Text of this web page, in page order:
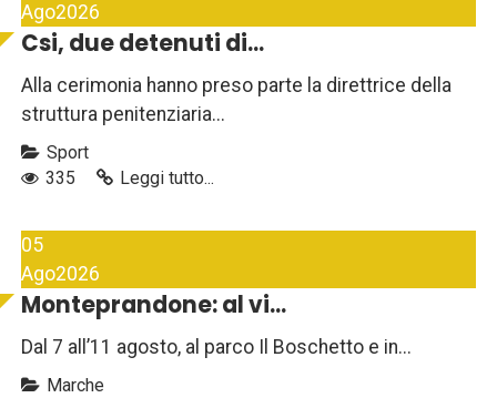
Ago2026
Csi, due detenuti di...
Alla cerimonia hanno preso parte la direttrice della
struttura penitenziaria...
Sport
335
Leggi tutto...
05
Ago2026
Monteprandone: al vi...
Dal 7 all’11 agosto, al parco Il Boschetto e in...
Marche